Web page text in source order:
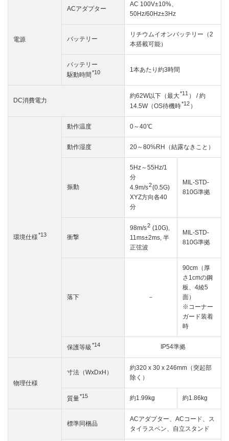
電源
ACアダプター
AC 100V±10%、
50Hz/60Hz±3Hz
バッテリー
リチウムイオンバッテリー（2
本搭載可能）
バッテリー
駆動時間 *10 1本あたり約3時間
DC消費電力
約62W以下（最大*11 ） / 約
14.5W（OS待機時*12 ）
環境仕様*13
動作温度 0～40℃
動作湿度 20～80%RH（結露なきこと）
振動
5Hz～55Hz/1
分
4.9m/s2(0.5G)
XYZ方向各40
分
MIL-STD-
810G準拠
衝撃
98m/s2 (10G),
11ms±2ms, 半
正弦波
MIL-STD-
810G準拠
落下 －
90cm（厚
さ1cmの鋼
板、4綾5
面）
※コーナー
ガード装着
時
保護等級*14 IP54準拠
物理仕様
寸法（WxDxH）
約320 x 30 x 246mm（突起部
除く）
質量*15 約1.99kg 約1.86kg
標準同梱品
ACアダプター、ACコード、ス
タイラスペン、自立スタンド